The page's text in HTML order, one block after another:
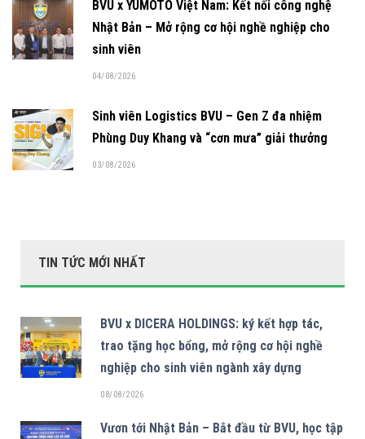
BVU x YUMOTO Việt Nam: Kết nối công nghệ
Nhật Bản – Mở rộng cơ hội nghề nghiệp cho
sinh viên
04/08/2026
Sinh viên Logistics BVU – Gen Z đa nhiệm
Phùng Duy Khang và “cơn mưa” giải thưởng
03/08/2026
TIN TỨC MỚI NHẤT
BVU x DICERA HOLDINGS: ký kết hợp tác,
trao tặng học bổng, mở rộng cơ hội nghề
nghiệp cho sinh viên ngành xây dựng
08/08/2026
Vươn tới Nhật Bản – Bắt đầu từ BVU, học tập